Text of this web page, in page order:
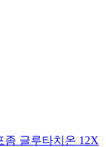
좀 글루타치온 12X